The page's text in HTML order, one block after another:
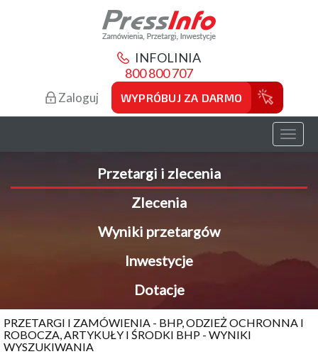
INFOLINIA
800 800 707
Zaloguj WYPRÓBUJ ZA DARMO
Toggle
Przetargi i zlecenia
Zlecenia
Wyniki przetargów
Inwestycje
Dotacje
PRZETARGI I ZAMÓWIENIA - BHP, ODZIEŻ OCHRONNA I
ROBOCZA, ARTYKUŁY I ŚRODKI BHP - WYNIKI
WYSZUKIWANIA